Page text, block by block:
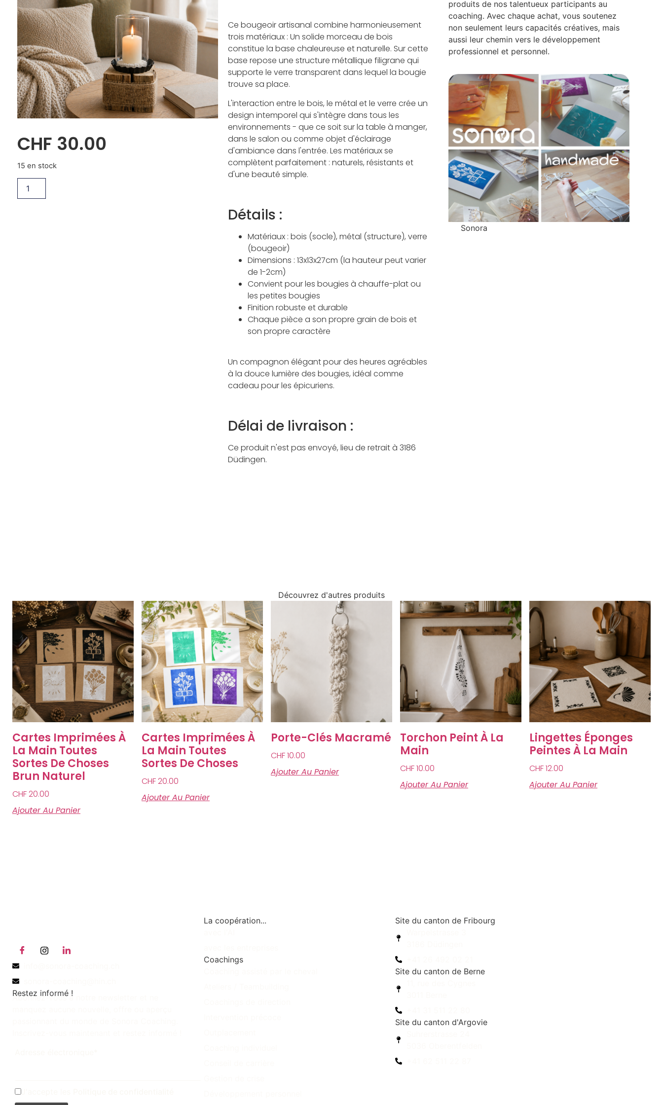
CHF 30.00
15 en stock
Ce bougeoir artisanal combine harmonieusement
trois matériaux : Un solide morceau de bois
constitue la base chaleureuse et naturelle. Sur cette
base repose une structure métallique filigrane qui
supporte le verre transparent dans lequel la bougie
trouve sa place.
L'interaction entre le bois, le métal et le verre crée un
design intemporel qui s'intègre dans tous les
environnements - que ce soit sur la table à manger,
dans le salon ou comme objet d'éclairage
d'ambiance dans l'entrée. Les matériaux se
complètent parfaitement : naturels, résistants et
d'une beauté simple.
Détails :
Matériaux : bois (socle), métal (structure), verre
(bougeoir)
Dimensions : 13x13x27cm (la hauteur peut varier
de 1-2cm)
Convient pour les bougies à chauffe-plat ou
les petites bougies
Finition robuste et durable
Chaque pièce a son propre grain de bois et
son propre caractère
Un compagnon élégant pour des heures agréables
à la douce lumière des bougies, idéal comme
cadeau pour les épicuriens.
Délai de livraison :
Ce produit n'est pas envoyé, lieu de retrait à 3186
Düdingen.
produits de nos talentueux participants au
coaching. Avec chaque achat, vous soutenez
non seulement leurs capacités créatives, mais
aussi leur chemin vers le développement
professionnel et personnel.
Sonora
Découvrez d'autres produits
Cartes Imprimées À
La Main Toutes
Sortes De Choses
Brun Naturel
CHF20.00
Ajouter Au Panier
Cartes Imprimées À
La Main Toutes
Sortes De Choses
CHF20.00
Ajouter Au Panier
Porte-Clés Macramé
CHF10.00
Ajouter Au Panier
Torchon Peint À La
Main
CHF10.00
Ajouter Au Panier
Lingettes Éponges
Peintes À La Main
CHF12.00
Ajouter Au Panier
Restez informé !
Abonnez-vous à notre newsletter et ne
La coopération...
Coachings
Site du canton de Fribourg
Site du canton de Berne
Site du canton d'Argovie